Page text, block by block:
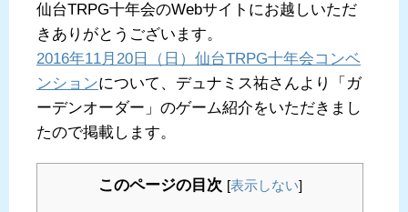
仙台TRPG十年会のWebサイトにお越しいただ
きありがとうございます。
2016年11月20日（日）仙台TRPG十年会コンベ
ンションについて、デュナミス祐さんより「ガ
ーデンオーダー」のゲーム紹介をいただきまし
たので掲載します。
このページの目次 [表示しない]